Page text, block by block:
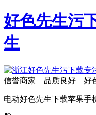
好色先生污
生
信誉商家 品质良好 好色
电动好色先生下载苹果手